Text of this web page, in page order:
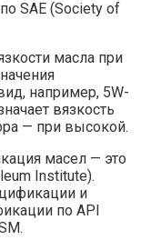
SAE (Society of
масла при
например, 5W-
вязкость
— при высокой.
масел — это
Institute).
и
по API